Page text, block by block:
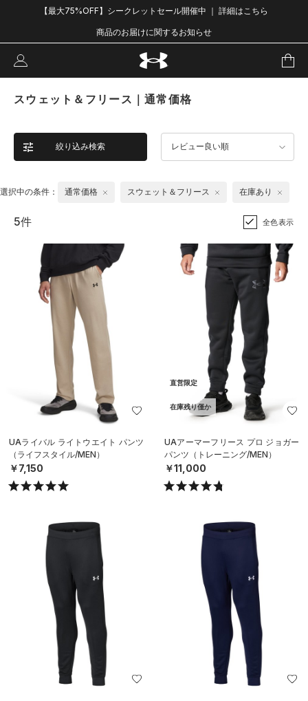
【最大75%OFF】シークレットセール開催中 ｜ 詳細はこちら
商品のお届けに関するお知らせ
スウェット＆フリース｜通常価格
絞り込み検索 レビュー良い順
選択中の条件： 通常価格 スウェット＆フリース 在庫あり
5件 全色表示
UAライバル ライトウエイト パンツ
（ライフスタイル/MEN）
￥7,150
直営限定
在庫残り僅か
UAアーマーフリース プロ ジョガー
パンツ（トレーニング/MEN）
￥11,000